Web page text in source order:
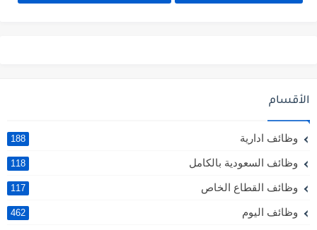
الأقسام
وظائف ادارية 188
وظائف السعودية بالكامل 118
وظائف القطاع الخاص 117
وظائف اليوم 462